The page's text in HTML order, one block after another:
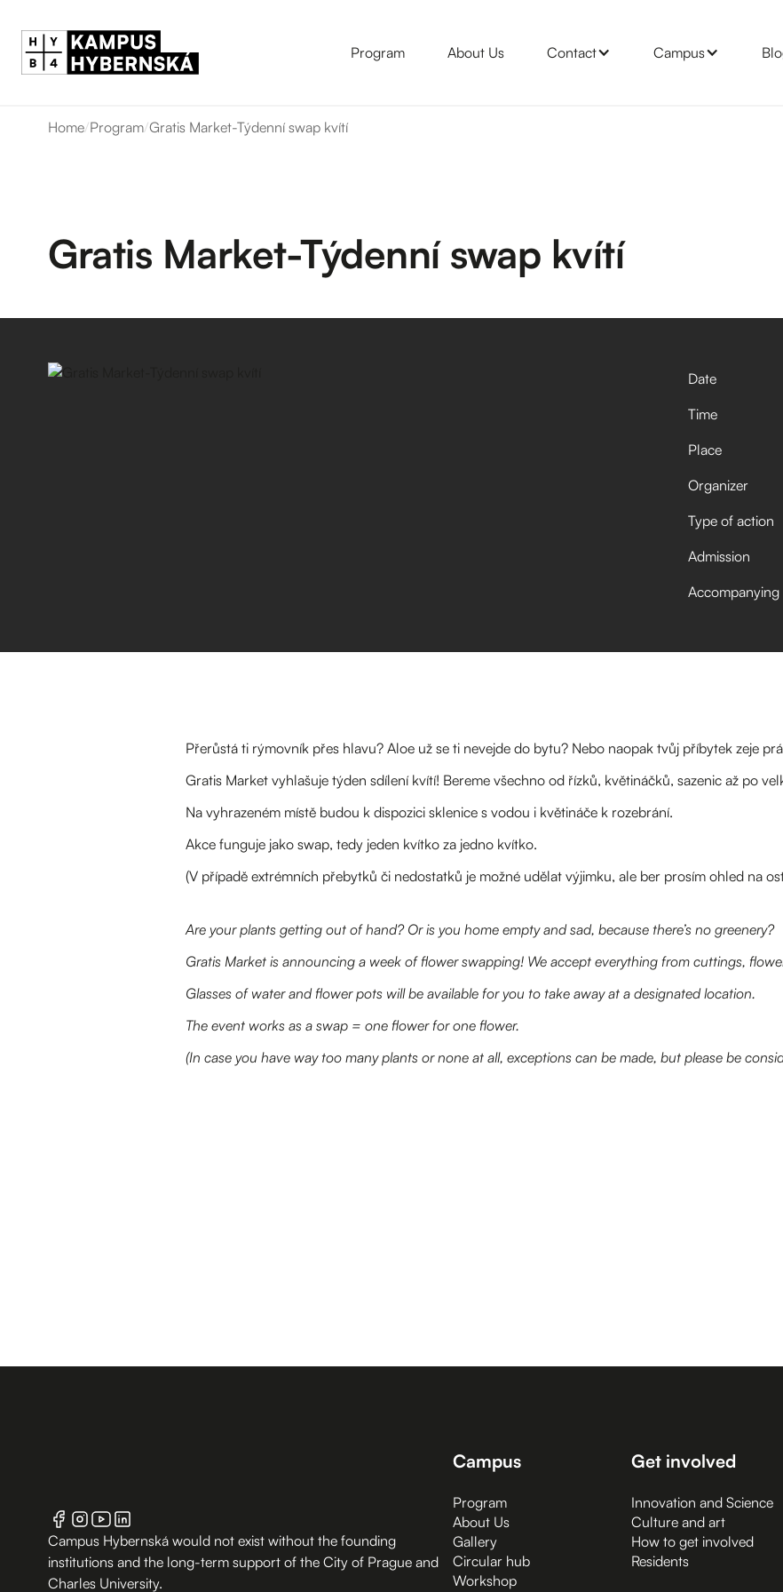
Program About Us Contact Campus
Home/Program/Gratis Market-Týdenní swap kvítí
Gratis Market-Týdenní swap kvítí
Date
Time
Place
Organizer
Type of action
Admission
Přerůstá ti rýmovník přes hlavu? Aloe už se ti nevejde do bytu? Nebo naopak tvůj příbytek zeje
Gratis Market vyhlašuje týden sdílení kvítí! Bereme všechno od řízků, květináčků, sazenic až po
Na vyhrazeném místě budou k dispozici sklenice s vodou i květináče k rozebrání.
Akce funguje jako swap, tedy jeden kvítko za jedno kvítko.
(V případě extrémních přebytků či nedostatků je možné udělat výjimku, ale ber prosím ohled na
Are your plants getting out of hand? Or is you home empty and sad, because there’s no greenery?
Gratis Market is announcing a week of flower swapping! We accept everything from cuttings,
Glasses of water and flower pots will be available for you to take away at a designated location.
The event works as a swap = one flower for one flower.
(In case you have way too many plants or none at all, exceptions can be made, but please be
Campus Hybernská would not exist without the founding
institutions and the long-term support of the City of Prague and
Charles University.
Campus
Program
About Us
Gallery
Circular hub
Workshop
Get involved
Innovation and Science
Culture and art
How to get involved
Residents